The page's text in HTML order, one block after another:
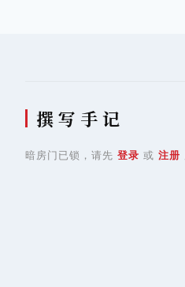
撰 写 手 记
暗房门已锁，请先 登录 或 注册